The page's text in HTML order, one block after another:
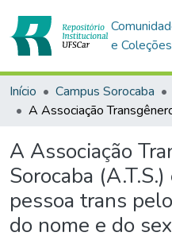
e Coleções
Início Campus Sorocaba
A Associação
Sorocaba
pessoa trans
do nome e do